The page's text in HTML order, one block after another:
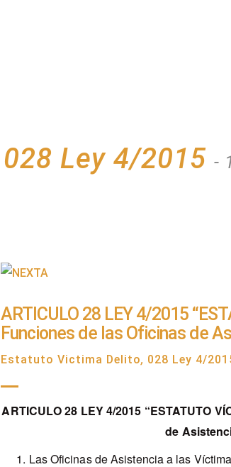
028 Ley 4/2015 -
ARTICULO 28 LEY 4/2015
Funciones de las Oficinas de
Estatuto Victima Delito, 028 Ley 4/
ARTICULO 28 LEY 4/2015 “ESTATUTO
de
Las Oficinas de Asistencia a las